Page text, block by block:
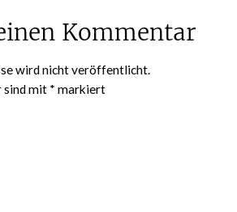
Kommentar
wird nicht veröffentlicht.
sind mit * markiert